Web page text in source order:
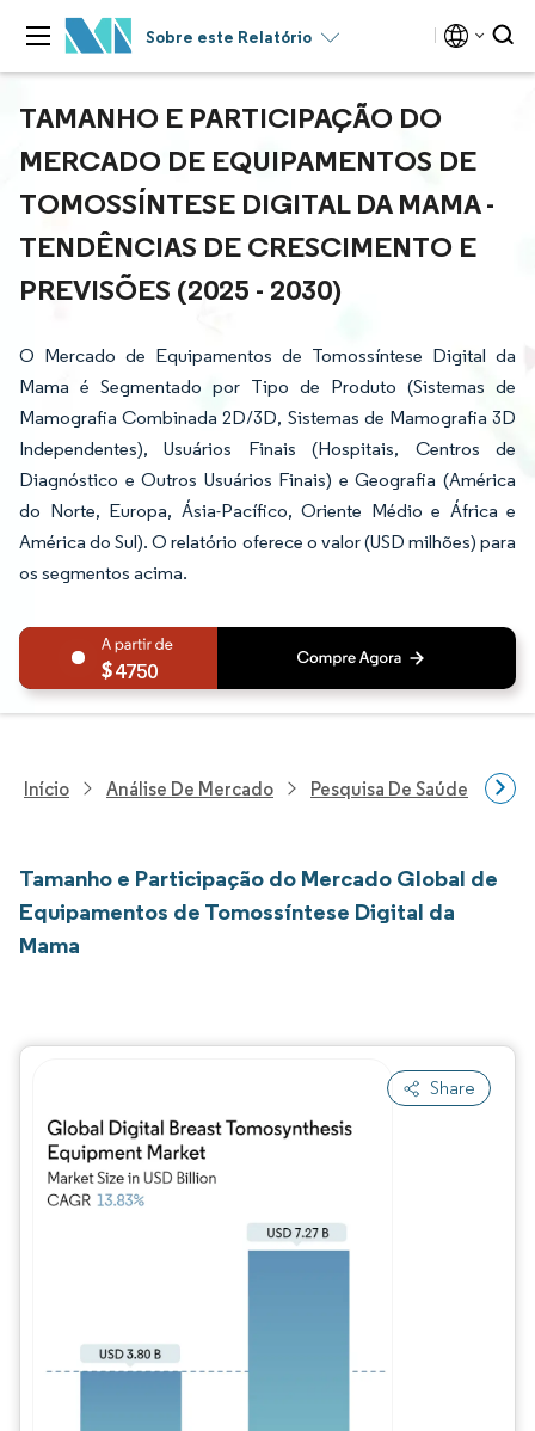
Sobre este Relatório
TAMANHO E PARTICIPAÇÃO DO
MERCADO DE EQUIPAMENTOS DE
TOMOSSÍNTESE DIGITAL DA MAMA -
TENDÊNCIAS DE CRESCIMENTO E
PREVISÕES (2025 - 2030)
O Mercado de Equipamentos de Tomossíntese Digital da
Mama é Segmentado por Tipo de Produto (Sistemas de
Mamografia Combinada 2D/3D, Sistemas de Mamografia 3D
Independentes), Usuários Finais (Hospitais, Centros de
Diagnóstico e Outros Usuários Finais) e Geografia (América
do Norte, Europa, Ásia-Pacífico, Oriente Médio e África e
América do Sul). O relatório oferece o valor (USD milhões) para
os segmentos acima.
4750
Início Análise De Mercado Pesquisa De Saúde
Tamanho e Participação do Mercado Global de
Equipamentos de Tomossíntese Digital da
Mama
Share